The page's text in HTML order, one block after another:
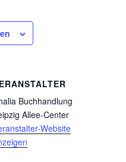
Buchhandlung
Allee-Center
Website